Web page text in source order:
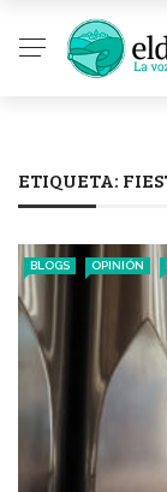
ETIQUETA:
BLOGS OPINIÓN